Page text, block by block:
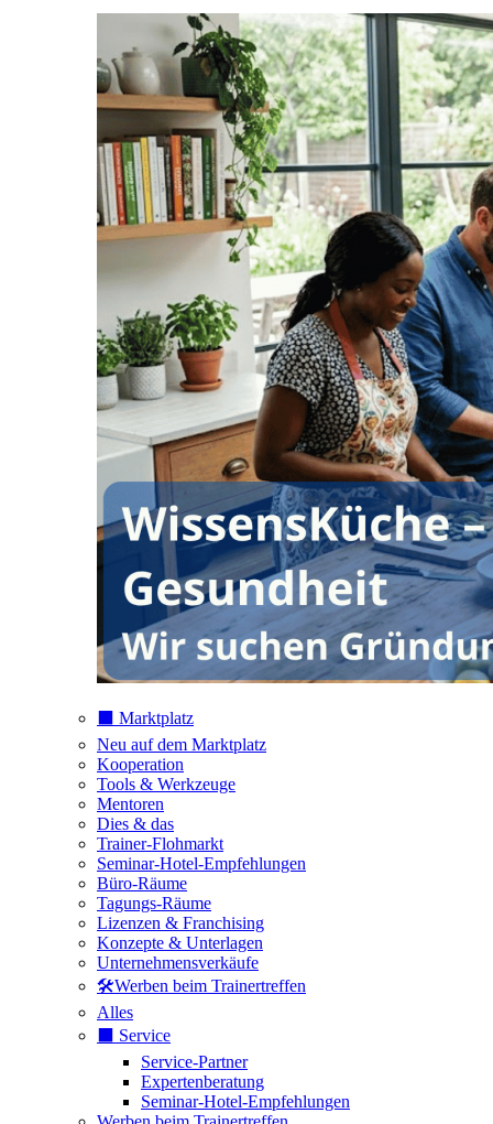
⬛️ Marktplatz
Neu auf dem Marktplatz
Kooperation
Tools & Werkzeuge
Mentoren
Dies & das
Trainer-Flohmarkt
Seminar-Hotel-Empfehlungen
Büro-Räume
Tagungs-Räume
Lizenzen & Franchising
Konzepte & Unterlagen
Unternehmensverkäufe
🛠️Werben beim Trainertreffen
Alles
⬛️ Service
Service-Partner
Expertenberatung
Seminar-Hotel-Empfehlungen